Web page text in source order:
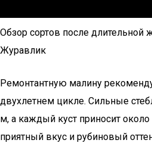
Обзор сортов после длительной
Журавлик
Ремонтантную малину
двухлетнем цикле. Сильные
м, а каждый куст приносит
приятный вкус и рубиновый